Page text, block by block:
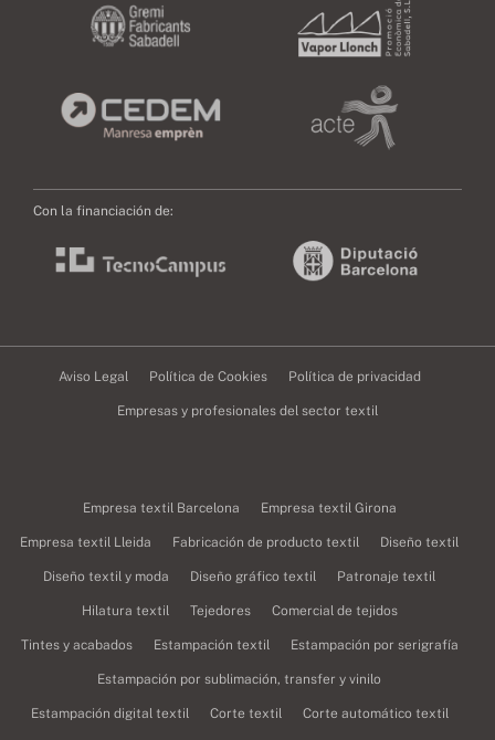
Con la financiación de:
Aviso Legal Política de Cookies Política de privacidad
Empresas y profesionales del sector textil
Empresa textil Barcelona Empresa textil Girona
Empresa textil Lleida Fabricación de producto textil Diseño textil
Diseño textil y moda Diseño gráfico textil Patronaje textil
Hilatura textil Tejedores Comercial de tejidos
Tintes y acabados Estampación textil Estampación por serigrafía
Estampación por sublimación, transfer y vinilo
Estampación digital textil Corte textil Corte automático textil